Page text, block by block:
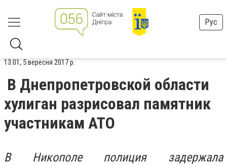
Рус
13:01, 5 вересня 2017 р.
В Днепропетровской области
хулиган разрисовал памятник
участникам АТО
В Никополе полиция задержала